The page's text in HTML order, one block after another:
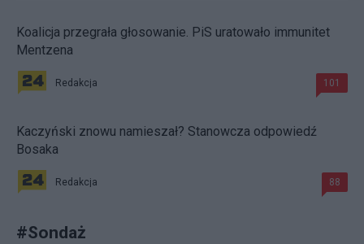
Koalicja przegrała głosowanie. PiS uratowało immunitet
Mentzena
Redakcja 101
Kaczyński znowu namieszał? Stanowcza odpowiedź
Bosaka
Redakcja 88
#Sondaż